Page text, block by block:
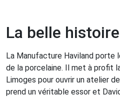
La belle histoire
La Manufacture Haviland porte
de la porcelaine. Il met à profit
Limoges pour ouvrir un atelier
prend un véritable essor et